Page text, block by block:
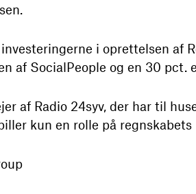
i oprettelsen af
af SocialPeople og en 30 pct.
af Radio 24syv, der har til
kun en rolle på